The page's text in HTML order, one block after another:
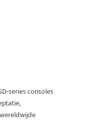
series consoles